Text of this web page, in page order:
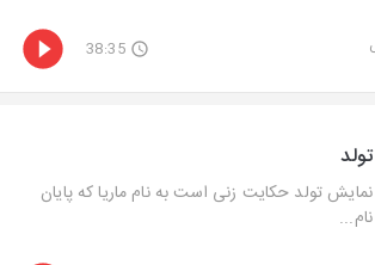
38:35
تولد
نمایش تولد حکایت زنی است به نام ماریا که پایان
نام...